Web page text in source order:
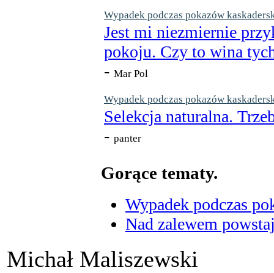
Wypadek podczas pokazów
Jest mi niezmiernie
pokoju. Czy to wina
- Mar Pol
Wypadek podczas pokazów
Selekcja naturalna.
- panter
Gorące tematy.
Wypadek podczas
Nad zalewem
Michał Maliszewski